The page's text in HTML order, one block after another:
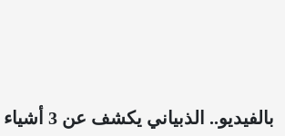
بالفيديو..